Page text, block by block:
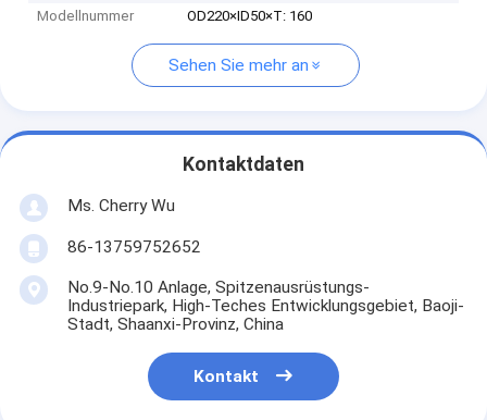
Modellnummer
OD220×ID50×T: 160
Sehen Sie mehr an
Kontaktdaten
Ms. Cherry Wu
86-13759752652
No.9-No.10 Anlage, Spitzenausrüstungs-
Industriepark, High-Teches Entwicklungsgebiet, Baoji-
Stadt, Shaanxi-Provinz, China
Kontakt